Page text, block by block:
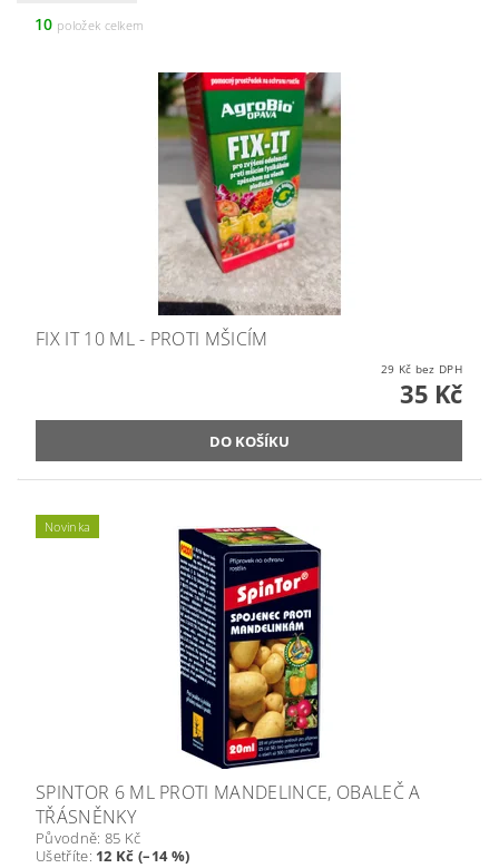
10 položek celkem
FIX IT 10 ML - PROTI MŠICÍM
29 Kč bez DPH
35 Kč
Novinka
SPINTOR 6 ML PROTI MANDELINCE, OBALEČ A
TŘÁSNĚNKY
Původně: 85 Kč
Ušetříte: 12 Kč (–14 %)